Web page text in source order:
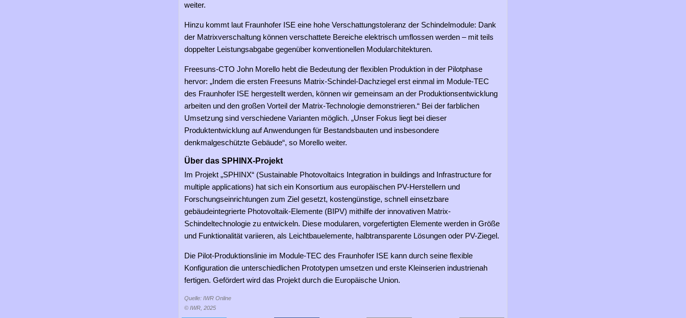
weiter.
Hinzu kommt laut Fraunhofer ISE eine hohe Verschattungstoleranz der Schindelmodule: Dank
der Matrixverschaltung können verschattete Bereiche elektrisch umflossen werden – mit teils
doppelter Leistungsabgabe gegenüber konventionellen Modularchitekturen.
Freesuns-CTO John Morello hebt die Bedeutung der flexiblen Produktion in der Pilotphase
hervor: „Indem die ersten Freesuns Matrix-Schindel-Dachziegel erst einmal im Module-TEC
des Fraunhofer ISE hergestellt werden, können wir gemeinsam an der Produktionsentwicklung
arbeiten und den großen Vorteil der Matrix-Technologie demonstrieren.“ Bei der farblichen
Umsetzung sind verschiedene Varianten möglich. „Unser Fokus liegt bei dieser
Produktentwicklung auf Anwendungen für Bestandsbauten und insbesondere
denkmalgeschützte Gebäude“, so Morello weiter.
Über das SPHINX-Projekt
Im Projekt „SPHINX“ (Sustainable Photovoltaics Integration in buildings and Infrastructure for
multiple applications) hat sich ein Konsortium aus europäischen PV-Herstellern und
Forschungseinrichtungen zum Ziel gesetzt, kostengünstige, schnell einsetzbare
gebäudeintegrierte Photovoltaik-Elemente (BIPV) mithilfe der innovativen Matrix-
Schindeltechnologie zu entwickeln. Diese modularen, vorgefertigten Elemente werden in Größe
und Funktionalität variieren, als Leichtbauelemente, halbtransparente Lösungen oder PV-Ziegel.
Die Pilot-Produktionslinie im Module-TEC des Fraunhofer ISE kann durch seine flexible
Konfiguration die unterschiedlichen Prototypen umsetzen und erste Kleinserien industrienah
fertigen. Gefördert wird das Projekt durch die Europäische Union.
Quelle: IWR Online
© IWR, 2025